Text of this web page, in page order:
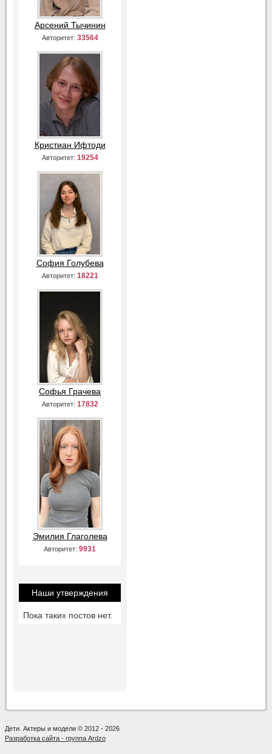
Арсений Тычинин
Авторитет: 33564
Кристиан Ифтоди
Авторитет: 19254
София Голубева
Авторитет: 18221
Софья Грачева
Авторитет: 17832
Эмилия Глаголева
Авторитет: 9931
Наши утверждения
Пока таких постов нет.
Дети. Актеры и модели © 2012 - 2026
Разработка сайта - группа Ardzo